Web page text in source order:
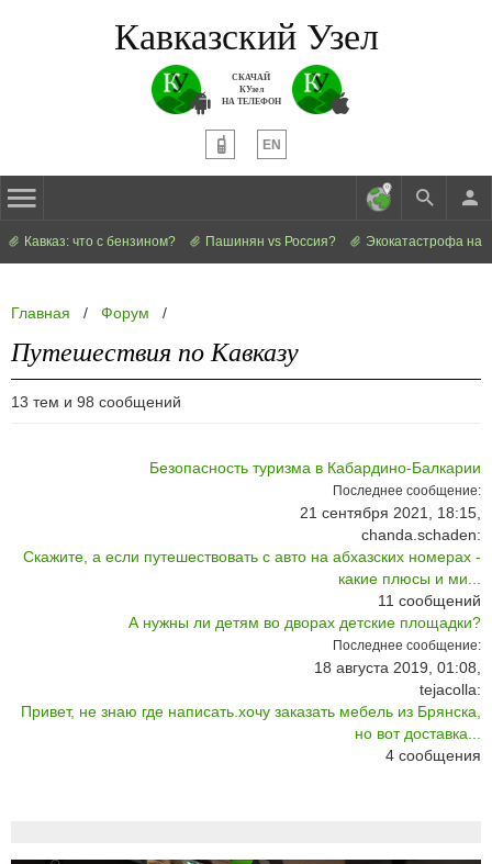
Кавказский Узел
СКАЧАЙ
КУзел
НА ТЕЛЕФОН
EN
Кавказ: что с бензином? Пашинян vs Россия? Экокатастрофа на
Главная / Форум /
Путешествия по Кавказу
13 тем и 98 сообщений
Безопасность туризма в Кабардино-Балкарии
Последнее сообщение:
21 сентября 2021, 18:15,
chanda.schaden:
Скажите, а если путешествовать с авто на абхазских номерах -
какие плюсы и ми...
11 сообщений
А нужны ли детям во дворах детские площадки?
Последнее сообщение:
18 августа 2019, 01:08,
tejacolla:
Привет, не знаю где написать.хочу заказать мебель из Брянска,
но вот доставка...
4 сообщения